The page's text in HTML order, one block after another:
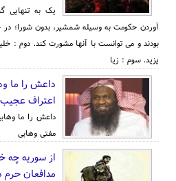
یک به تنهایی
آوردن حکومت به وسیله شمشیر، بدون شورا؛ در
بودند و می توانست با آنها مشورت کند. دوم :
یزید. سوم : زیا
داعش را ما
اعتراف
داعش را ما
مفتی وهابی
از سوریه چه
مدافعان حرم